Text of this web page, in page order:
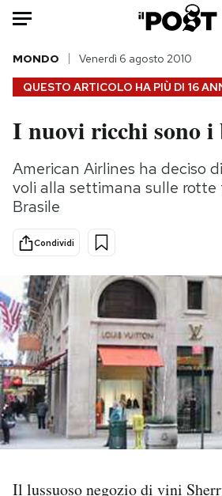
Auto
HOME
Italia
Politica
Tecnologia
Scienza
Economia
Sport
PODCAST
NEWSLETTER
I MIEI PREFERITI
QUESTO ARTICOLO HA PIÙ DI 16
MONDO Venerdì 6 agosto 2010
I nuovi ricchi sono
American Airlines ha deciso
voli alla settimana sulle
Brasile
Condividi
Il lussuoso negozio di vini